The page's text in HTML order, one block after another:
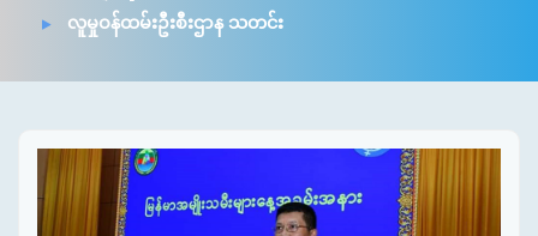
လူမှုဝန်ထမ်းဦးစီးဌာန သတင်း